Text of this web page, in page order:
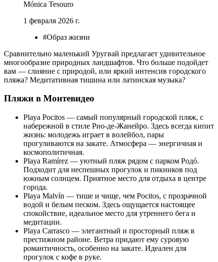
Mónica Tesouro
1 февраля 2026 г.
#Образ жизни
Сравнительно маленький Уругвай предлагает удивительное
многообразие природных ландшафтов. Что больше подойдет
вам — слияние с природой, или яркий интенсив городского
пляжа? Медитативная тишина или латинская музыка?
Пляжи в Монтевидео
Playa Pocitos — самый популярный городской пляж, с
набережной в стиле Рио-де-Жанейро. Здесь всегда кипит
жизнь: молодежь играет в волейбол, пары
прогуливаются на закате. Атмосфера — энергичная и
космополитичная.
Playa Ramírez — уютный пляж рядом с парком Родó.
Подходит для неспешных прогулок и пикников под
южным солнцем. Приятное место для отдыха в центре
города.
Playa Malvín — тише и чище, чем Pocitos, с прозрачной
водой и белым песком. Здесь ощущается настоящее
спокойствие, идеальное место для утреннего бега и
медитации.
Playa Carrasco — элегантный и просторный пляж в
престижном районе. Ветра придают ему суровую
романтичность, особенно на закате. Идеален для
прогулок с кофе в руке.